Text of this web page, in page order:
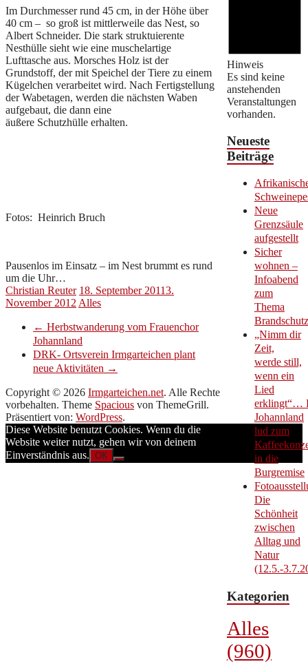
Im Durchmesser rund 45 cm, in der Höhe über
40 cm – so groß ist mittlerweile das Nest, so
Albert Schneider. Die stark struktuierente
Nesthülle sieht wie eine muschelartige
Lufttasche aus. Morsches Holz ist der
Grundstoff, der mit Speichel der Tiere zu einem
Kügelchen verarbeitet wird. Nach Fertigstellung
der Wabetagen, werden die nächsten Waben
aufgebaut, die dann eine
äußere Schutzhülle erhalten.
Fotos: Heinrich Bruch
Pausenlos im Einsatz – im Nest brummt es rund
um die Uhr…
Christian Reuter 18. September 20113.
November 2012 Alles
← Herbstwanderung vom Frauenchor
Johannland
DRK- Ortsverein Irmgarteichen plant
neue Aktivitäten →
Hinweis
Es sind keine
anstehenden
Veranstaltungen
vorhanden.
Neueste
Beiträge
Neue
Grenzsäule
aufgestellt
Sicher
wohnen –
Infoabend
zum
Thema
Brandschutz
„Nimm dir
Zeit,
werde still,
wenn ein
Lied
erklingt“…
Johannland
lud zum
in die
Burgremise
Die
Schönheit
zwischen
Alltag und
Natur
(12.5.-
Kategorien
Alles
(960)
Copyright © 2026 Irmgarteichen.net. Alle Rechte
vorbehalten. Theme Spacious von ThemeGrill.
Präsentiert von: WordPress.
Diese Website benutzt Cookies. Wenn du die
Website weiter nutzt, gehen wir von deinem
Einverständnis aus. OK